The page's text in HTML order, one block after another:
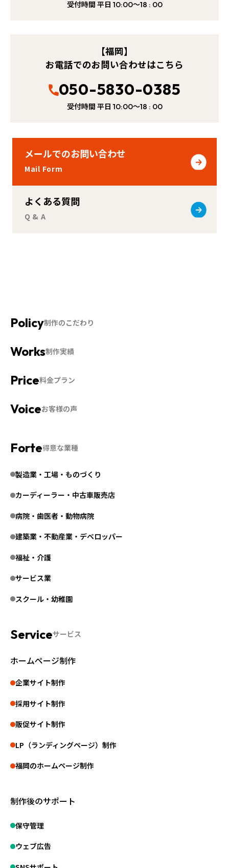
受付時間 平日 10:00～18 : 00
【福岡】
お電話でのお問い合わせはこちら
050-5830-0385
受付時間 平日 10:00～18 : 00
メールでのお問い合わせ
Mail Form
よくある質問
Q & A
制作のこだわり
制作実績
料金プラン
お客様の声
得意な業種
製造業・工場・ものづくり
カーディーラー・中古車販売店
病院・歯医者・動物病院
建築業・不動産業・デベロッパー
福祉・介護
サービス業
スクール・幼稚園
サービス
ホームページ制作
企業サイト制作
採用サイト制作
販促サイト制作
LP（ランディングページ）制作
福岡のホームページ制作
制作後のサポート
保守管理
ウェブ広告